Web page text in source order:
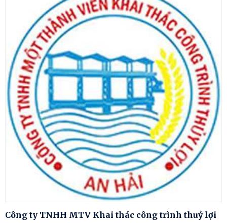
Công ty TNHH MTV Khai thác công trình thuỷ lợi